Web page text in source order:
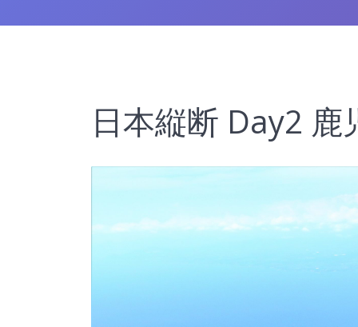
日本縦断 Day2 鹿